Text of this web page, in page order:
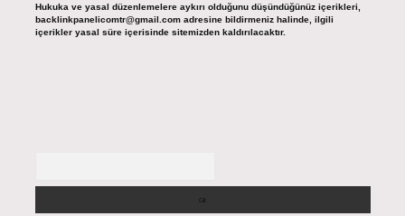
Hukuka ve yasal düzenlemelere aykırı olduğunu düşündüğünüz içerikleri,
backlinkpanelicomtr@gmail.comadresine bildirmeniz halinde, ilgili
içerikler yasal süre içerisinde sitemizden kaldırılacaktır.